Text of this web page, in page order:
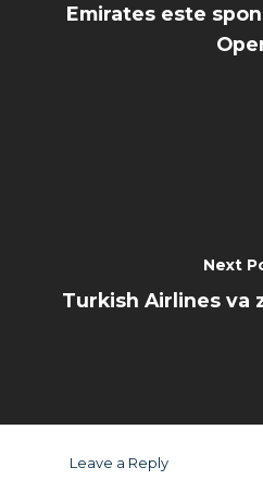
Emirates este
Next
Turkish Airlines va
Leave a Reply